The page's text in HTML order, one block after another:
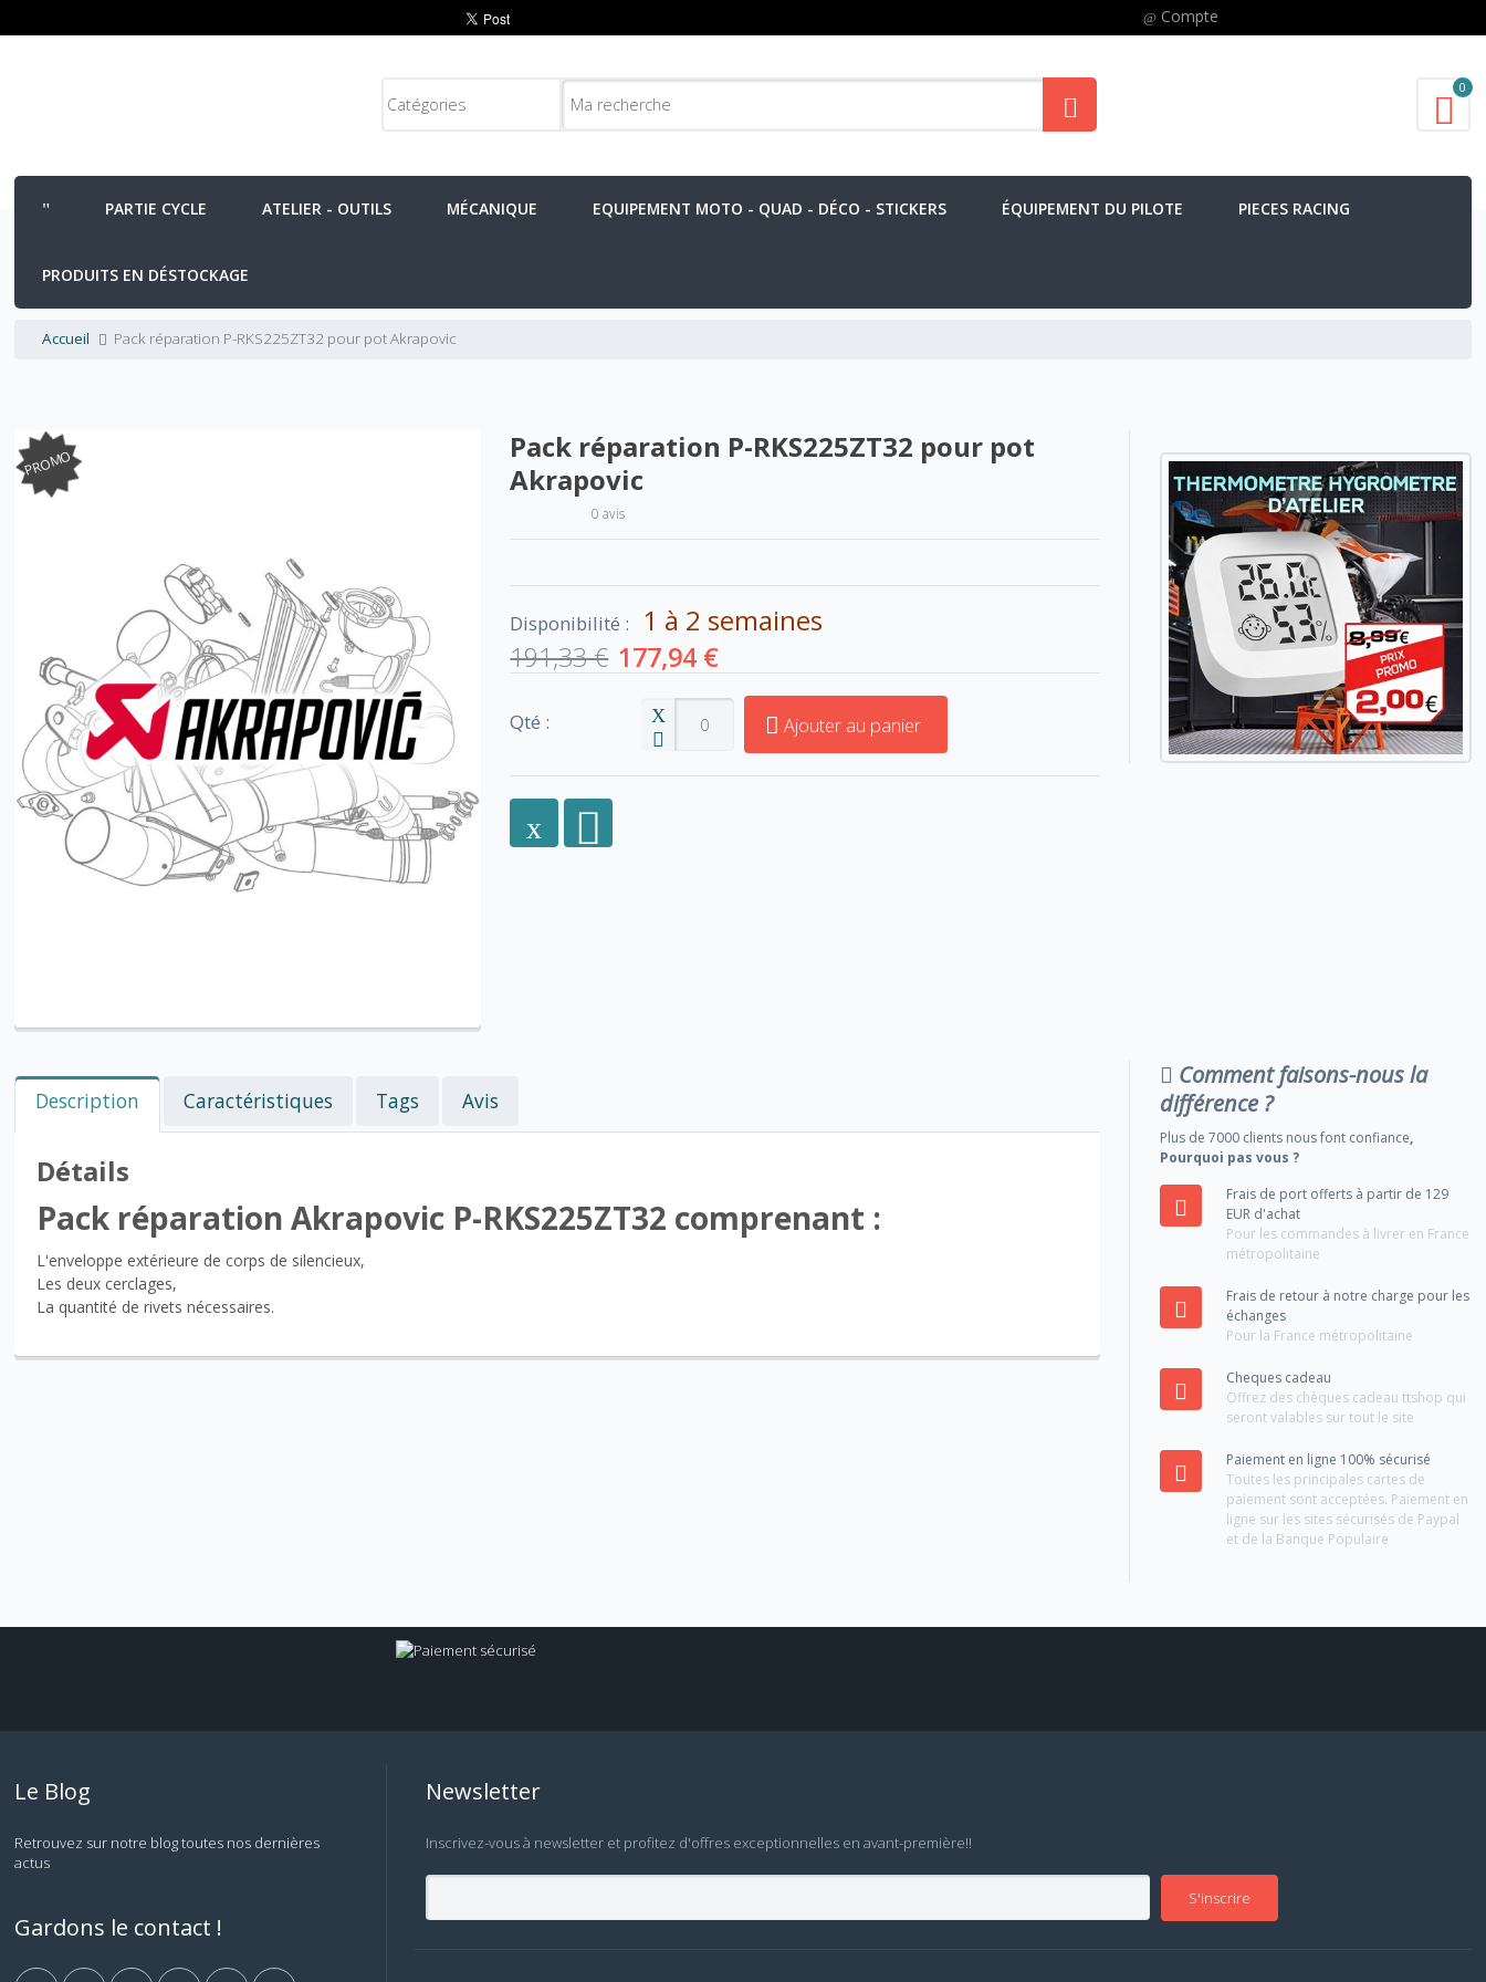
Compte
0
PARTIE CYCLE ATELIER - OUTILS MÉCANIQUE EQUIPEMENT MOTO - QUAD - DÉCO - STICKERS ÉQUIPEMENT DU PILOTE PIECES RACING
PRODUITS EN DÉSTOCKAGE
Accueil Pack réparation P-RKS225ZT32 pour pot Akrapovic
PROMO
Pack réparation P-RKS225ZT32 pour pot
Akrapovic
0 avis
Disponibilité : 1 à 2 semaines
191,33 € 177,94 €
Qté : Ajouter au panier
Description Caractéristiques Tags Avis
Détails
Pack réparation Akrapovic P-RKS225ZT32 comprenant :
L'enveloppe extérieure de corps de silencieux,
Les deux cerclages,
La quantité de rivets nécessaires.
Comment faisons-nous la
différence ?
Plus de 7000 clients nous font confiance,
Pourquoi pas vous ?
Frais de port offerts à partir de 129
EUR d'achat
Pour les commandes à livrer en France
métropolitaine
Frais de retour à notre charge pour les
échanges
Pour la France métropolitaine
Cheques cadeau
Offrez des chèques cadeau ttshop qui
seront valables sur tout le site
Paiement en ligne 100% sécurisé
Toutes les principales cartes de
paiement sont acceptées. Paiement en
ligne sur les sites sécurisés de Paypal
et de la Banque Populaire
Le Blog
Retrouvez sur notre blog toutes nos dernières
actus
Gardons le contact !
Newsletter
Inscrivez-vous à newsletter et profitez d'offres exceptionnelles en avant-première!!
S'inscrire